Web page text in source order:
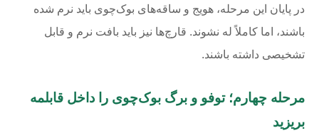
در پایان این مرحله، هویج و ساقه‌های بوک‌چوی باید نرم شده
باشند، اما کاملاً له نشوند. قارچ‌ها نیز باید بافت نرم و قابل
تشخیصی داشته باشند.
مرحله چهارم؛ توفو و برگ بوک‌چوی را داخل قابلمه
بریزید